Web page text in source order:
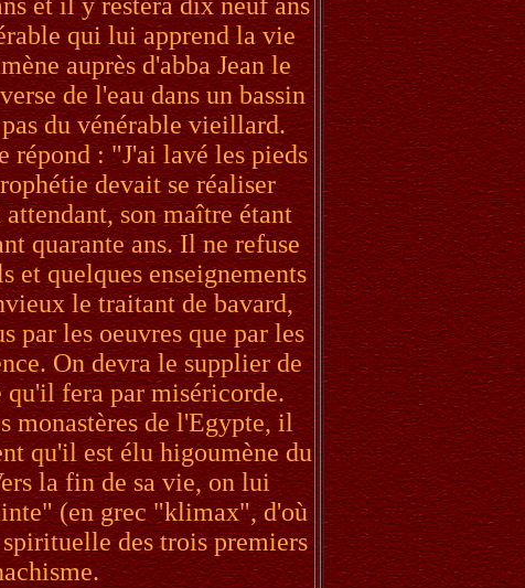
et il y restera dix neuf ans
qui lui apprend la vie
auprès d'abba Jean le
de l'eau dans un bassin
du vénérable vieillard.
répond : "J'ai lavé les pieds
devait se réaliser
son maître étant
quarante ans. Il ne refuse
et quelques enseignements
le traitant de bavard,
par les oeuvres que par les
On devra le supplier de
qu'il fera par miséricorde.
monastères de l'Egypte, il
qu'il est élu higoumène du
la fin de sa vie, on lui
(en grec "klimax", d'où
des trois premiers